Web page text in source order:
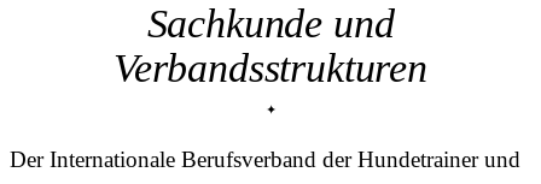
Sachkunde und
Verbandsstrukturen
Der Internationale Berufsverband der Hundetrainer und